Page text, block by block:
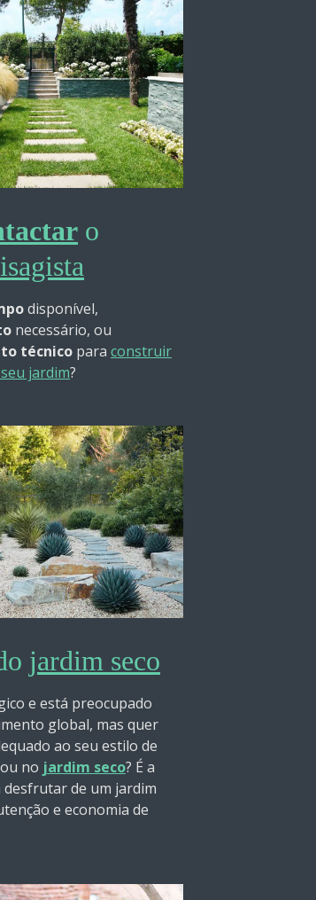
o
disponível,
necessário, ou
técnico para construir
jardim?
jardim seco
e está preocupado
global, mas quer
ao seu estilo de
no jardim seco? É a
desfrutar de um jardim
e economia de